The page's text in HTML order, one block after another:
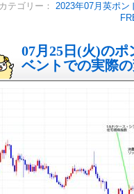
カテゴリー： 2023年07月英ポン
07月25日(火)の
ベントでの実際